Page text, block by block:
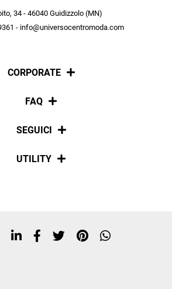
34 - 46040 Guidizzolo (MN)
- info@universocentromoda.com
CORPORATE
Chi siamo
FAQ
Pagamenti
SEGUICI
Social
UTILITY
Top ricerche
le offerte in esclusiva a te riservate.